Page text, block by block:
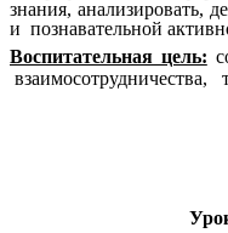
знания, анализировать,
и познавательной
Воспитательная цель:
взаимосотрудничества,
Урок